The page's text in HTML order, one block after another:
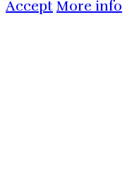
Accept More info